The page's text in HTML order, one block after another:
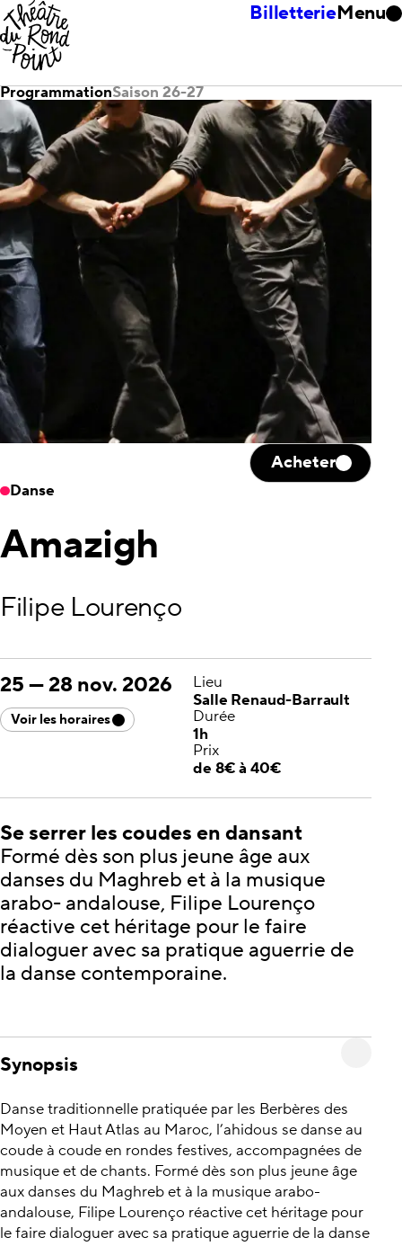
BilletterieMenu
ProgrammationSaison 26-27
Danse
Acheter
Amazigh
Filipe Lourenço
25 —28 nov. 2026
Voir les horaires
Lieu
Salle Renaud-Barrault
Durée
1h
Prix
de 8€ à 40€
Se serrer les coudes en dansant
Formé dès son plus jeune âge aux
danses du Maghreb et à la musique
arabo- andalouse, Filipe Lourenço
réactive cet héritage pour le faire
dialoguer avec sa pratique aguerrie de
la danse contemporaine.
Synopsis
Danse traditionnelle pratiquée par les Berbères des
Moyen et Haut Atlas au Maroc, l’ahidous se danse au
coude à coude en rondes festives, accompagnées de
musique et de chants. Formé dès son plus jeune âge
aux danses du Maghreb et à la musique arabo-
andalouse, Filipe Lourenço réactive cet héritage pour
le faire dialoguer avec sa pratique aguerrie de la danse